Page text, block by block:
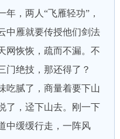
，两人“飞雁轻功”，
中雁就要传授他们剑法
网恢恢，疏而不漏。不
门绝技，那还得了？
腻了，商量着要下山
了，迳下山去。刚一下
中缓缓行走，一阵风